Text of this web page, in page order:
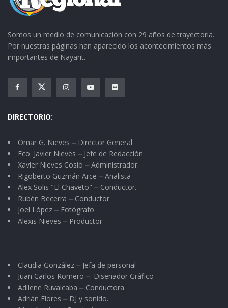
Somos un medio de comunicación con 29 años de trayectoria.
Por nuestras páginas han aparecido los acontecimientos más
importantes de Nayarit.
DIRECTORIO:
Omar G. Nieves ⏤ Director General
Fco. Javier Nieves ⏤ Jefe de Redacción
Xavier Nieves Cosio ⏤ Administrador.
Rigoberto Guzmán Arce ⏤ Analista
Alex Solis "El Chaveto" ⏤ Conductor.
Rubén Becerra ⏤ Conductor
Joel López ⏤ Fotógrafo
Alexis Nieves ⏤ Productor
Claudia González ⏤ Jefa de personal
Juan Carlos Romero ⏤. Diseñador Gráfico
Adilene Ruvalcaba ⏤ Conductora
Adrián Flores ⏤ DJ y sonido.